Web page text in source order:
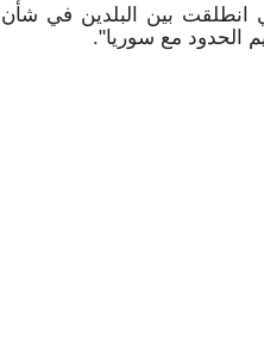
انطلقت بين البلدين في شأن
الحدود مع سوريا".